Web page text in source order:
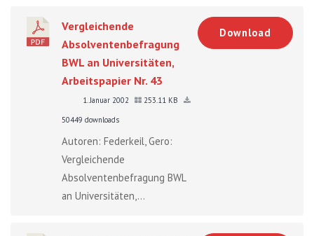
Vergleichende
Absolventenbefragung
BWL an Universitäten,
Arbeitspapier Nr. 43
1. Januar 2002
253.11 KB
50449 downloads
Autoren: Federkeil, Gero:
Vergleichende
Absolventenbefragung BWL
an Universitäten,...
Download